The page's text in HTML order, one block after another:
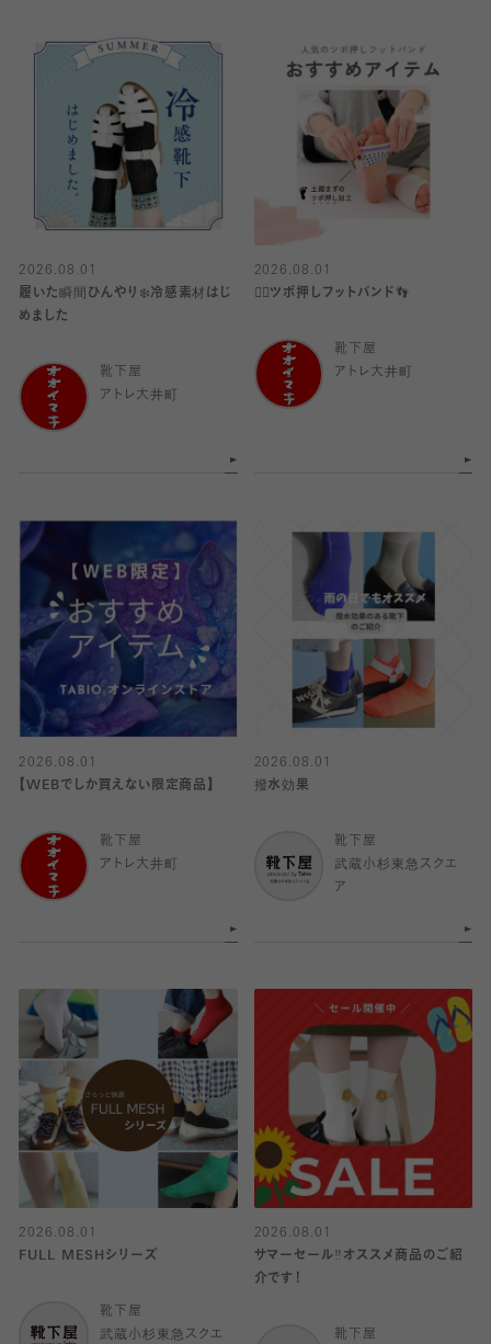
2026.08.01
履いた瞬間ひんやり❄️冷感素材はじ
めました
靴下屋
アトレ大井町
2026.08.01
👍🏻ツボ押しフットバンド👣
靴下屋
アトレ大井町
2026.08.01
【WEBでしか買えない限定商品】
靴下屋
アトレ大井町
2026.08.01
撥水効果
靴下屋
武蔵小杉東急スクエ
ア
2026.08.01
FULL MESHシリーズ
靴下屋
武蔵小杉東急スクエ
2026.08.01
サマーセール‼︎オススメ商品のご紹
介です！
靴下屋